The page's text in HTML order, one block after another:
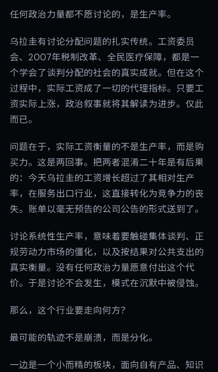
任何政治力量都不愿讨论的，是生产率。
乌拉圭有讨论分配问题的扎实传统。工资委员
会、2007年税制改革、全民医疗保障，都是一
个学会了谈判分配的社会的真实成就。但在这个
过程中，实际工资成了一切的代理指标。只要工
资实际上涨，政治叙事就将其解读为进步。仅此
而已。
问题在于，实际工资衡量的不是生产率，而是购
买力。这是两回事。把两者混淆二十年是有后果
的：今天乌拉圭的工资增长超过了其相对生产
率，在服务出口行业，这直接转化为竞争力的丧
失。账单以毫无预告的公司公告的形式送到了。
讨论系统性生产率，意味着要触碰集体谈判、正
规劳动力市场的僵化，以及按结果对公共支出的
真实衡量。没有任何政治力量愿意付出这个代
价。于是讨论不会发生，模式在沉默中被侵蚀。
那么，这个行业要走向何方？
最可能的轨迹不是崩溃，而是分化。
一边是一个小而精的板块，面向自有产品、知识